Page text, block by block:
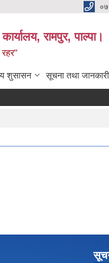
रामपुर, पाल्पा।
शुसासन सूचना तथा जानकारी